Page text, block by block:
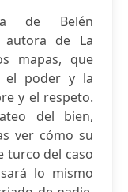
de Belén
autora de La
mapas, que
el poder y la
y el respeto.
del bien,
ver cómo su
turco del caso
lo mismo